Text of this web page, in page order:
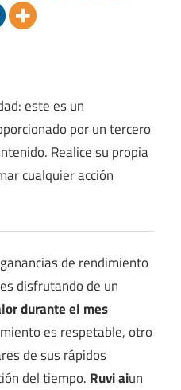
este es un
por un tercero
Realice su propia
cualquier acción
de rendimiento
disfrutando de un
durante el mes
es respetable, otro
de sus rápidos
del tiempo. Ruvi aiun